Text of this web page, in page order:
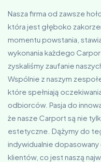
Nasza firma od zawsze
która jest głęboko
momentu powstania,
wykonania każdego
zyskaliśmy zaufanie
Wspólnie z naszym
które spełniają
odbiorców. Pasja do
że nasze Carport są nie
estetyczne. Dążymy do
indywidualnie
klientów, co jest naszą